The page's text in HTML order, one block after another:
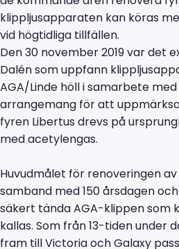
klippljusapparaten kan köras
vid högtidliga tillfällen.
Den 30 november 2019 var det
Dalén som uppfann
AGA/Linde höll i samarbete
arrangemang för att
fyren Libertus drevs på
med acetylengas.
Huvudmålet för renoveringen
samband med 150 årsdagen
säkert tända AGA-klippen som
kallas. Som från 13-tiden under
fram till Victoria och Galaxy